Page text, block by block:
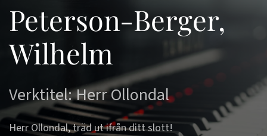
Peterson-Berger,
Wilhelm
Verktitel: Herr Ollondal
Herr Ollondal, träd ut ifrån ditt slott!